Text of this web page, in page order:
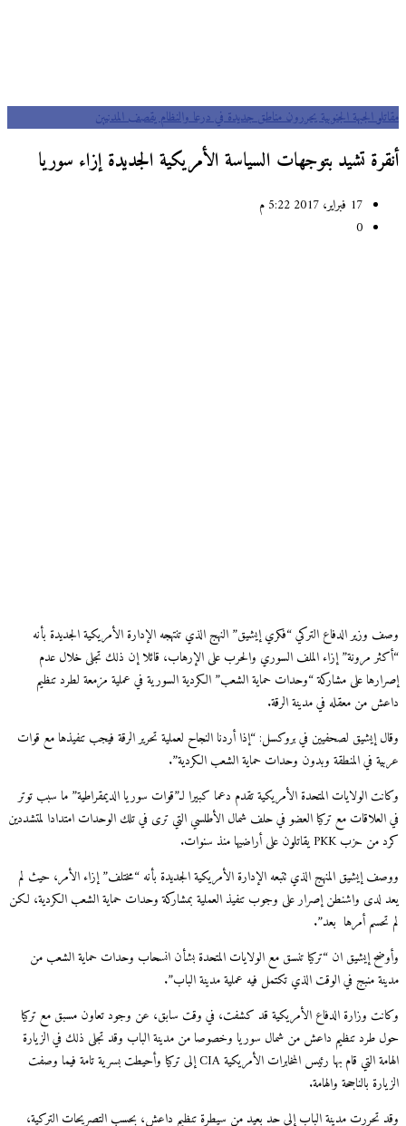
مقاتلو الجبهة الجنوبية يحررون مناطق جديدة في درعا والنظام يقصف المدنيين
أنقرة تشيد بتوجهات السياسة الأمريكية الجديدة إزاء سوريا
17 فبراير، 2017 5:22 م
وصف وزير الدفاع التركي “فكري إيشيق” النهج الذي تنتهجه الإدارة الأمريكية الجديدة بأنه
“أكثر مرونة” إزاء الملف السوري والحرب على الإرهاب، قائلا إن ذلك تجلى خلال عدم
إصرارها على مشاركة “وحدات حماية الشعب” الكردية السورية في عملية مزمعة لطرد تنظيم
داعش من معقله في مدينة الرقة.
وقال إيشيق لصحفيين في بروكسل: “إذا أردنا النجاح لعملية تحرير الرقة فيجب تنفيذها مع قوات
عربية في المنطقة وبدون وحدات حماية الشعب الكردية”.
وكانت الولايات المتحدة الأمريكية تقدم دعما كبيرا لـ”قوات سوريا الديمقراطية” ما سبب توتر
في العلاقات مع تركيا العضو في حلف شمال الأطلسي التي ترى في تلك الوحدات امتدادا لمتشددين
كرد من حزب PKK يقاتلون على أراضيها منذ سنوات.
ووصف إيشيق المنهج الذي تتبعه الإدارة الأمريكية الجديدة بأنه “مختلف” إزاء الأمر، حيث لم
يعد لدى واشنطن إصرار على وجوب تنفيذ العملية بمشاركة وحدات حماية الشعب الكردية، لكن
لم تحسم أمرها بعد”.
وأوضح إيشيق ان “تركيا تنسق مع الولايات المتحدة بشأن انسحاب وحدات حماية الشعب من
مدينة منبج في الوقت الذي تكتمل فيه عملية مدينة الباب”.
وكانت وزارة الدفاع الأمريكية قد كشفت، في وقت سابق، عن وجود تعاون مسبق مع تركيا
حول طرد تنظيم داعش من شمال سوريا وخصوصا من مدينة الباب وقد تجلى ذلك في الزيارة
الهامة التي قام بها رئيس المخابرات الأمريكية CIA إلى تركيا وأحيطت بسرية تامة فيما وصفت
الزيارة بالناجحة والهامة.
وقد تحررت مدينة الباب إلى حد بعيد من سيطرة تنظيم داعش، بحسب التصريحات التركية،